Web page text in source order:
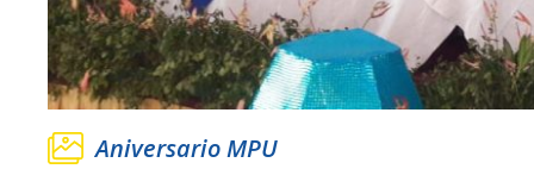
Aniversario MPU